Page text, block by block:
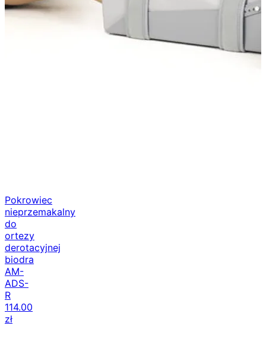
Pokrowiec
nieprzemakalny
do
ortezy
derotacyjnej
biodra
AM-
ADS-
R
114.00
zł